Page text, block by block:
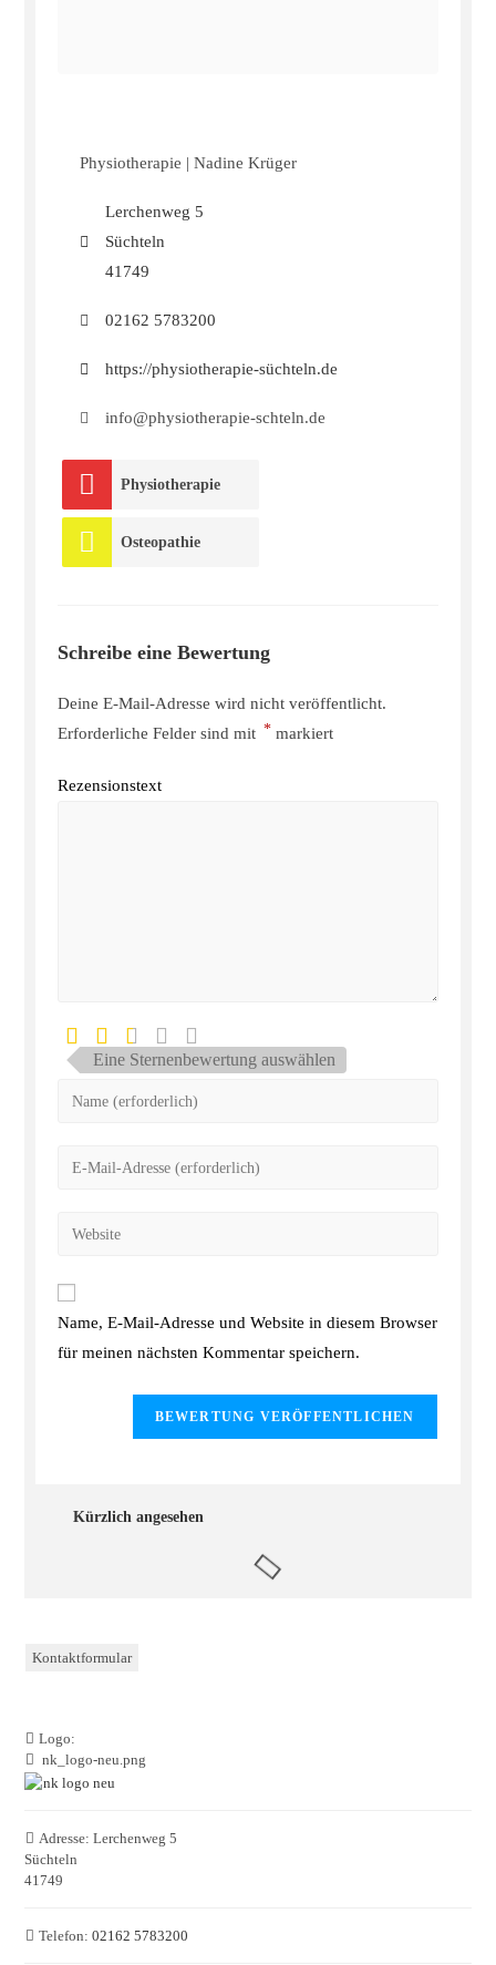
Physiotherapie | Nadine Krüger
Lerchenweg 5
Süchteln
41749
02162 5783200
https://physiotherapie-süchteln.de
info@physiotherapie-schteln.de
Physiotherapie
Osteopathie
Schreibe eine Bewertung
Deine E-Mail-Adresse wird nicht veröffentlicht.
Erforderliche Felder sind mit * markiert
Rezensionstext
Eine Sternenbewertung auswählen
Name, E-Mail-Adresse und Website in diesem Browser
für meinen nächsten Kommentar speichern.
Kürzlich angesehen
Kontaktformular
Logo:
nk_logo-neu.png
Adresse: Lerchenweg 5
Süchteln
41749
Telefon: 02162 5783200